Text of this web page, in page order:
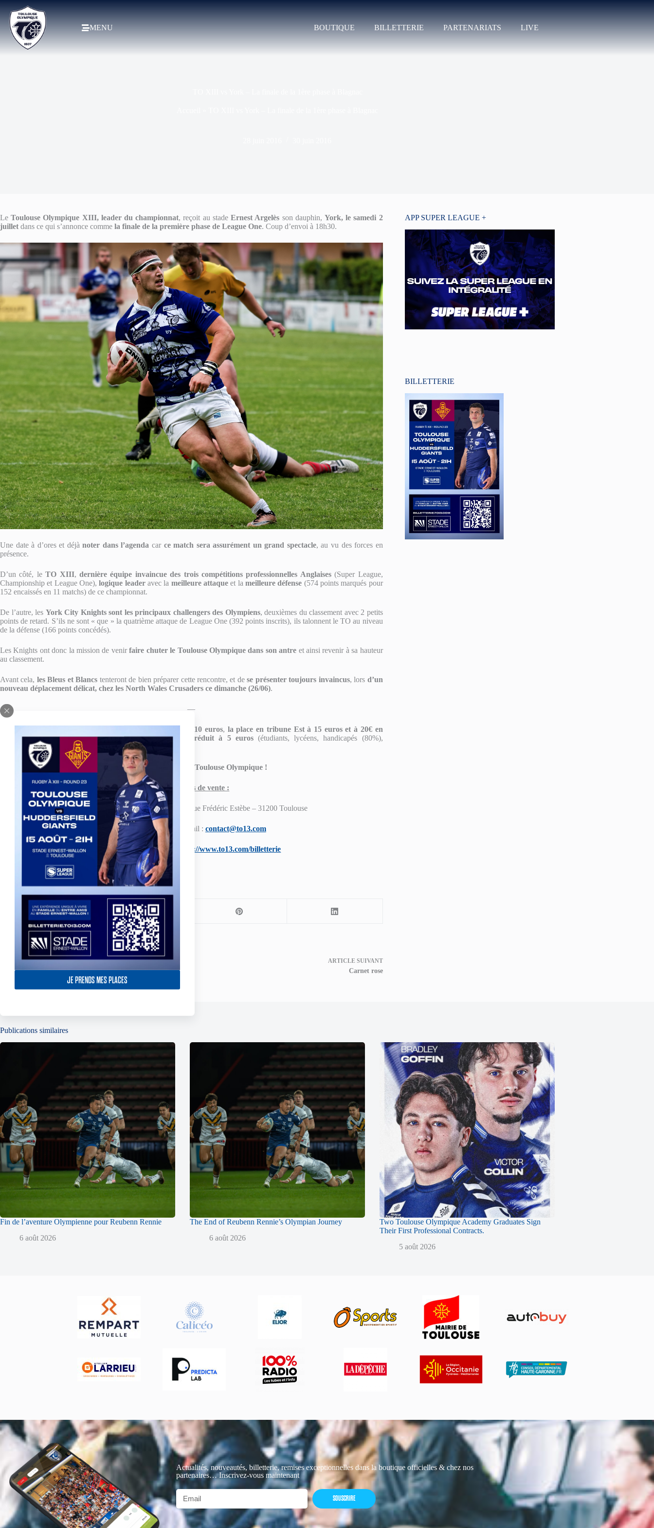
JE PRENDS MES PLACES
MENU BOUTIQUE BILLETTERIE PARTENARIATS LIVE
LeToulouse Olympique XIII, leader du championnat, reçoit au stadeErnest Argelès son dauphin, York, le samedi 2
juillet dans ce qui s’annonce comme la finale de la première phase de League One. Coup d’envoi à 18h30.
Une date à d’ores et déjànoter dans l’agenda car ce match sera assurément un grand spectacle, au vu des forces en
présence.
D’un côté, leTO XIII,dernière équipe invaincue des trois compétitions professionnelles Anglaises(Super League,
Championship et League One),logique leaderavec la meilleure attaque et lameilleure défense (574 points marqués pour
152 encaissés en 11 matchs) de ce championnat.
De l’autre, les York City Knights sont les principaux challengers des Olympiens, deuxièmes du classement avec 2 petits
points de retard. S’ils ne sont « que » la quatrième attaque de League One (392 points inscrits), ils talonnent le TO au niveau
de la défense (166 points concédés).
Les Knights ont donc la mission de venirfaire chuter le Toulouse Olympique dans son antre et ainsi revenir à sa hauteur
au classement.
Avant cela, les Bleus et Blancs tenteront de bien préparer cette rencontre, et dese présenter toujours invaincus, lors d’un
nouveau déplacement délicat, chez les North Wales Crusaders ce dimanche (26/06).
—
l’entrée générale sera au tarif de 10 euros, la place en tribune Est à 15 euros et à 20€ en
tribune Honneur/Ouesttandis quel’admission en tarif réduit à 5 euros(étudiants, lycéens, handicapés (80%),
demandeurs d’emplois).
Nous vous attendons nombreux à Blagnac pour soutenir le Toulouse Olympique !
Infos / points de vente :
Toulouse Olympique XIII – 107, avenue Frédéric Estèbe – 31200 Toulouse
Tél : 05.61.57.80.00 / Mail : contact@to13.com
Billetterie électronique : https://www.to13.com/billetterie
Partagez votre amour
ARTICLEPRÉCÉDENT
North Wales vs TO - Le résumé vidéo
ARTICLESUIVANT
Carnet rose
APP SUPER LEAGUE +
BILLETTERIE
Publications similaires
Fin de l’aventure Olympienne pour Reubenn Rennie
6 août 2026
The End of Reubenn Rennie’s Olympian Journey
6 août 2026
Two Toulouse Olympique Academy Graduates Sign
Their First Professional Contracts.
5 août 2026
Actualités, nouveautés, billetterie, remises exceptionnelles dans la boutique officielles & chez nos
partenaires… Inscrivez-vous maintenant
SOUSCRIRE